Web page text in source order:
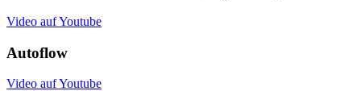
Video auf Youtube
Autoflow
Video auf Youtube